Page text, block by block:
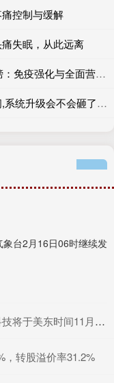
控制与缓解
失眠，从此远离
金多多策略 2026年高乳铁蛋白奶粉推荐榜：免疫强化与全面营养双重考量
好配资官网官网 周末节假日才是黄金时间,系统升级会不会砸了景区的饭碗?
象台2月16日06时继续发
间11月12日盘前披露财报
，转股溢价率31.2%